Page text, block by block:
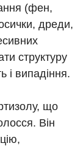
(фен,
дреди,
структуру
і випадіння.
що
Він